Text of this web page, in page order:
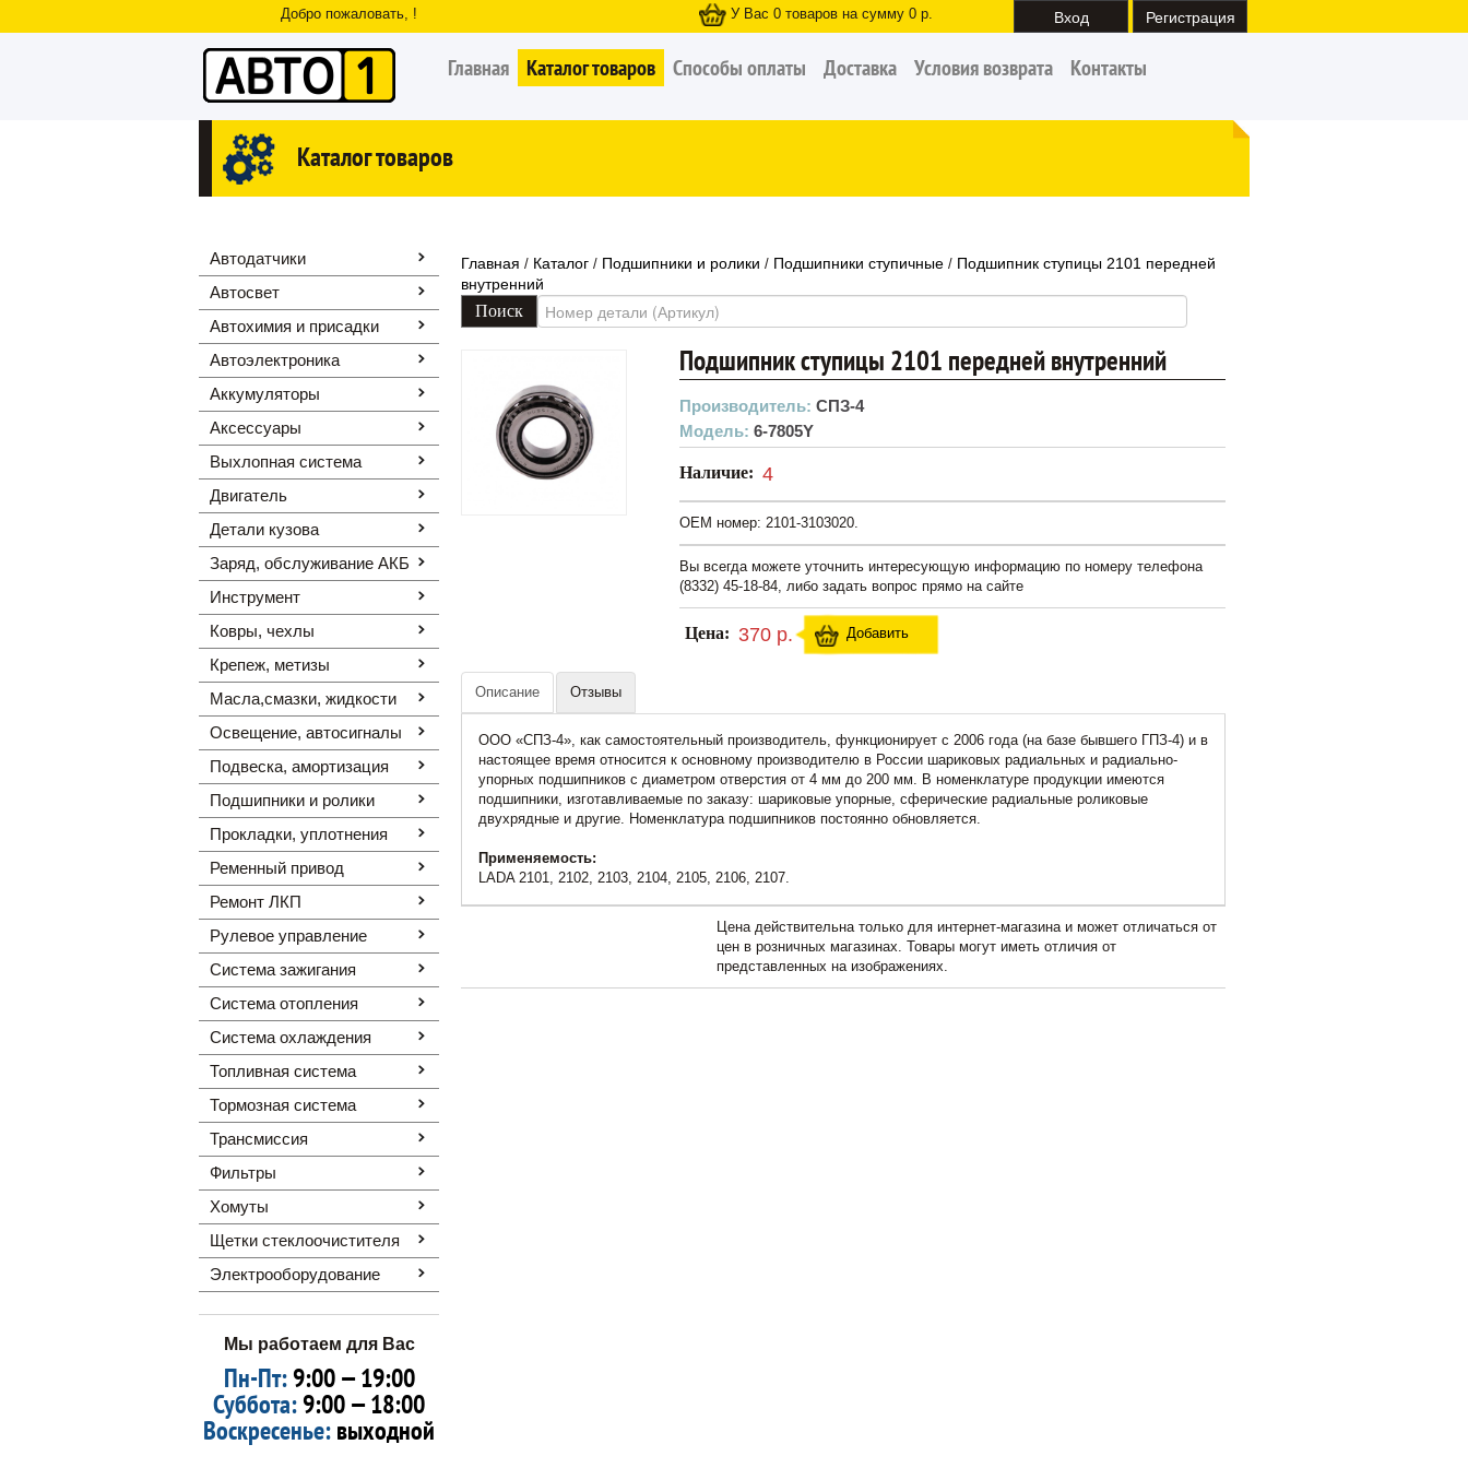
Добро пожаловать, ! У Вас 0 товаров на сумму 0 р. Вход Регистрация
Главная Каталог товаров Способы оплаты Доставка Условия возврата Контакты
Каталог товаров
Автодатчики
Автосвет
Автохимия и присадки
Автоэлектроника
Аккумуляторы
Аксессуары
Выхлопная система
Двигатель
Детали кузова
Заряд, обслуживание АКБ
Инструмент
Ковры, чехлы
Крепеж, метизы
Масла,смазки, жидкости
Освещение, автоcигналы
Подвеска, амортизация
Подшипники и ролики
Прокладки, уплотнения
Ременный привод
Ремонт ЛКП
Рулевое управление
Система зажигания
Система отопления
Система охлаждения
Топливная система
Тормозная система
Трансмиссия
Фильтры
Хомуты
Щетки стеклоочистителя
Электрооборудование
Мы работаем для Вас
Пн-Пт:9:00 — 19:00
Суббота:9:00 — 18:00
Воскресенье:выходной
Главная / Каталог / Подшипники и ролики / Подшипники ступичные / Подшипник ступицы 2101 передней
внутренний
Подшипник ступицы 2101 передней внутренний
Производитель: СПЗ-4
Модель: 6-7805Y
Наличие: 4
OEM номер: 2101-3103020.
Вы всегда можете уточнить интересующую информацию по номеру телефона
(8332) 45-18-84, либо задать вопрос прямо на сайте
Цена: 370 р. Добавить
Описание Отзывы
ООО «СПЗ-4», как самостоятельный производитель, функционирует с 2006 года (на базе бывшего ГПЗ-4) и в
настоящее время относится к основному производителю в России шариковых радиальных и радиально-
упорных подшипников с диаметром отверстия от 4 мм до 200 мм. В номенклатуре продукции имеются
подшипники, изготавливаемые по заказу: шариковые упорные, сферические радиальные роликовые
двухрядные и другие. Номенклатура подшипников постоянно обновляется.
Применяемость:
LADA 2101, 2102, 2103, 2104, 2105, 2106, 2107.
Цена действительна только для интернет-магазина и может отличаться от
цен в розничных магазинах. Товары могут иметь отличия от
представленных на изображениях.